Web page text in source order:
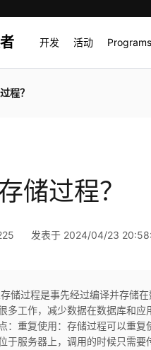
开发 活动 Programs
程？
储过程？
发表于 2024/04/23
存储过程是事先经过编译并存储
多工作，减少数据在数据库和
：重复使用：存储过程可以重
于服务器上，调用的时候只需